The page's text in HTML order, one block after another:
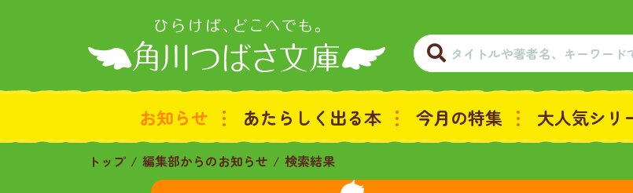
お知らせ あたらしく出る本 今月の特集 大人気シリ
トップ 編集部からのお知らせ 検索結果